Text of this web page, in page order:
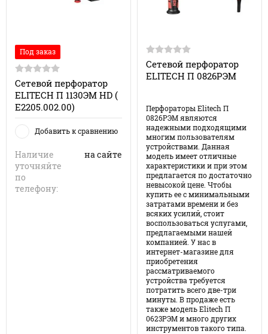
Под заказ
Сетевой перфоратор
ELITECH П 1130ЭМ HD (
Е2205.002.00)
Добавить к сравнению
Наличие
уточняйте
по
телефону:
на сайте
Cетевой перфоратор
ELITECH П 0826РЭМ
Перфораторы Elitech П
0826РЭМ являются
надежными подходящими
многим пользователям
устройствами. Данная
модель имеет отличные
характеристики и при этом
предлагается по достаточно
невысокой цене. Чтобы
купить ее с минимальными
затратами времени и без
всяких усилий, стоит
воспользоваться услугами,
предлагаемыми нашей
компанией. У нас в
интернет-магазине для
приобретения
рассматриваемого
устройства требуется
потратить всего две-три
минуты. В продаже есть
также модель Elitech П
0623РЭМ и много других
инструментов такого типа.